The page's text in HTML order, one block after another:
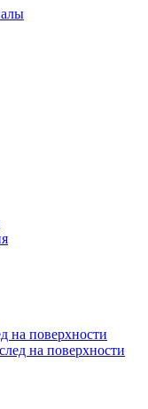
на поверхности
на поверхности